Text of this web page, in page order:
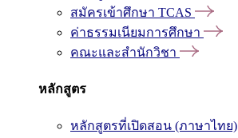
สมัครเข้าศึกษา TCAS
ค่าธรรมเนียมการศึกษา
คณะและสำนักวิชา
หลักสูตร
หลักสูตรที่เปิดสอน (ภาษาไทย)